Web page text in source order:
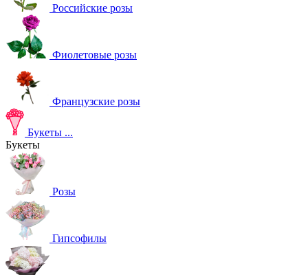
Российские розы
Фиолетовые розы
Французские розы
Букеты ...
Букеты
Розы
Гипсофилы